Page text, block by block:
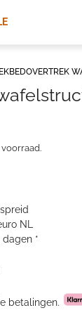
NL
dagen *
betalingen.